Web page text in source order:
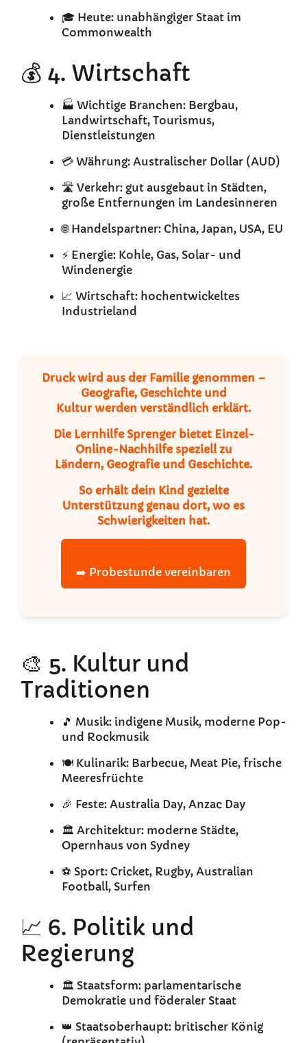
🎓 Heute: unabhängiger Staat im
Commonwealth
💰 4. Wirtschaft
🏭 Wichtige Branchen: Bergbau,
Landwirtschaft, Tourismus,
Dienstleistungen
💳 Währung: Australischer Dollar (AUD)
🛣️ Verkehr: gut ausgebaut in Städten,
große Entfernungen im Landesinneren
🌐 Handelspartner: China, Japan, USA, EU
⚡ Energie: Kohle, Gas, Solar- und
Windenergie
📈 Wirtschaft: hochentwickeltes
Industrieland
Druck wird aus der Familie genommen –
Geografie, Geschichte und
Kultur werden verständlich erklärt.
Die Lernhilfe Sprenger bietet Einzel-
Online-Nachhilfe speziell zu
Ländern, Geografie und Geschichte.
So erhält dein Kind gezielte
Unterstützung genau dort, wo es
Schwierigkeiten hat.
➡️ Probestunde vereinbaren
🎨 5. Kultur und
Traditionen
🎵 Musik: indigene Musik, moderne Pop-
und Rockmusik
🍽️ Kulinarik: Barbecue, Meat Pie, frische
Meeresfrüchte
🎉 Feste: Australia Day, Anzac Day
🏛️ Architektur: moderne Städte,
Opernhaus von Sydney
⚽ Sport: Cricket, Rugby, Australian
Football, Surfen
📈 6. Politik und
Regierung
🏛️ Staatsform: parlamentarische
Demokratie und föderaler Staat
👑 Staatsoberhaupt: britischer König